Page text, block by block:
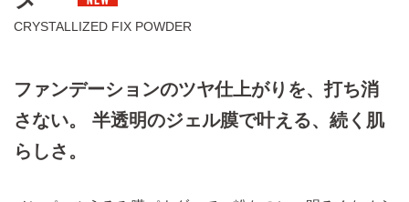
CRYSTALLIZED FIX POWDER
ファンデーションのツヤ仕上がりを、打ち消
さない。
半透明のジェル膜で叶える、続く肌
らしさ。